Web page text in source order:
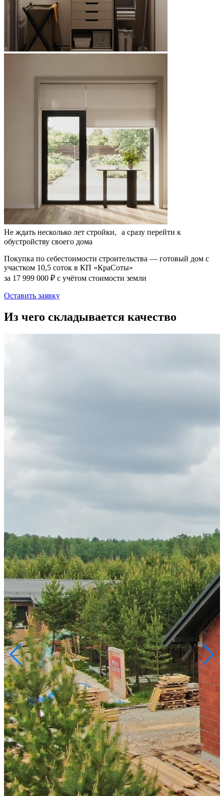
Не ждать несколько лет стройки, а сразу перейти к
обустройству своего дома
Покупка по себестоимости строительства — готовый дом с
участком 10,5 соток в КП «КраСоты»
за 17 999 000 ₽ с учётом стоимости земли
Оставить заявку
Из чего складывается качество